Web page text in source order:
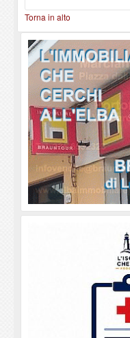
Torna in alto